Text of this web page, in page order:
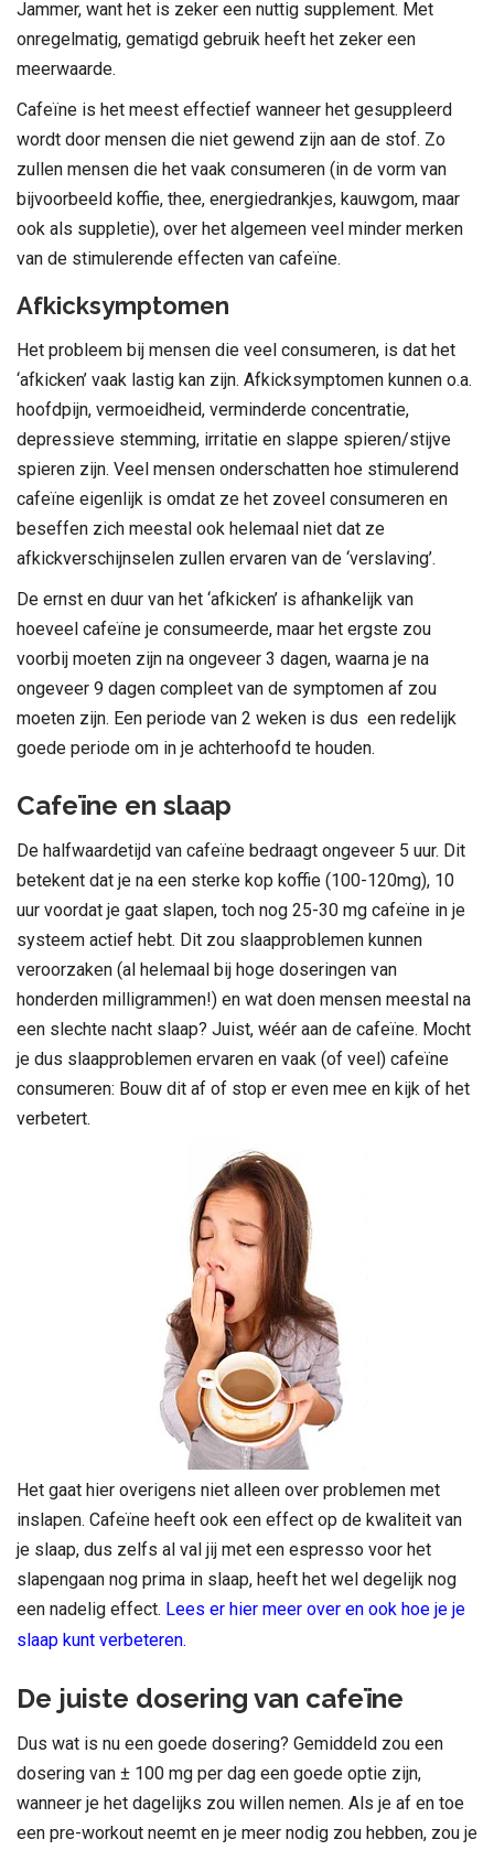
Jammer, want het is zeker een nuttig supplement. Met
onregelmatig, gematigd gebruik heeft het zeker een
meerwaarde.
Cafeïne is het meest effectief wanneer het gesuppleerd
wordt door mensen die niet gewend zijn aan de stof. Zo
zullen mensen die het vaak consumeren (in de vorm van
bijvoorbeeld koffie, thee, energiedrankjes, kauwgom, maar
ook als suppletie), over het algemeen veel minder merken
van de stimulerende effecten van cafeïne.
Afkicksymptomen
Het probleem bij mensen die veel consumeren, is dat het
‘afkicken’ vaak lastig kan zijn. Afkicksymptomen kunnen o.a.
hoofdpijn, vermoeidheid, verminderde concentratie,
depressieve stemming, irritatie en slappe spieren/stijve
spieren zijn. Veel mensen onderschatten hoe stimulerend
cafeïne eigenlijk is omdat ze het zoveel consumeren en
beseffen zich meestal ook helemaal niet dat ze
afkickverschijnselen zullen ervaren van de ‘verslaving’.
De ernst en duur van het ‘afkicken’ is afhankelijk van
hoeveel cafeïne je consumeerde, maar het ergste zou
voorbij moeten zijn na ongeveer 3 dagen, waarna je na
ongeveer 9 dagen compleet van de symptomen af zou
moeten zijn. Een periode van 2 weken is dus een redelijk
goede periode om in je achterhoofd te houden.
Cafeïne en slaap
De halfwaardetijd van cafeïne bedraagt ongeveer 5 uur. Dit
betekent dat je na een sterke kop koffie (100-120mg), 10
uur voordat je gaat slapen, toch nog 25-30 mg cafeïne in je
systeem actief hebt. Dit zou slaapproblemen kunnen
veroorzaken (al helemaal bij hoge doseringen van
honderden milligrammen!) en wat doen mensen meestal na
een slechte nacht slaap? Juist, wéér aan de cafeïne. Mocht
je dus slaapproblemen ervaren en vaak (of veel) cafeïne
consumeren: Bouw dit af of stop er even mee en kijk of het
verbetert.
Het gaat hier overigens niet alleen over problemen met
inslapen. Cafeïne heeft ook een effect op de kwaliteit van
je slaap, dus zelfs al val jij met een espresso voor het
slapengaan nog prima in slaap, heeft het wel degelijk nog
een nadelig effect. Lees er hier meer over en ook hoe je je
slaap kunt verbeteren.
De juiste dosering van cafeïne
Dus wat is nu een goede dosering? Gemiddeld zou een
dosering van ± 100 mg per dag een goede optie zijn,
wanneer je het dagelijks zou willen nemen. Als je af en toe
een pre-workout neemt en je meer nodig zou hebben, zou je